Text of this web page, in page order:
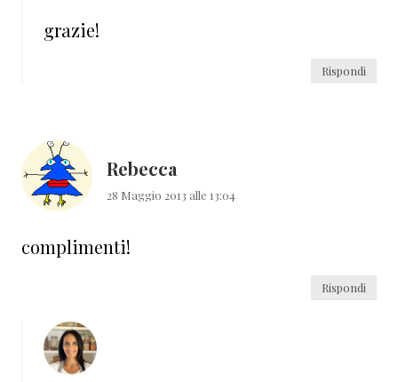
grazie!
Rispondi
Rebecca
28 Maggio 2013 alle 13:04
complimenti!
Rispondi